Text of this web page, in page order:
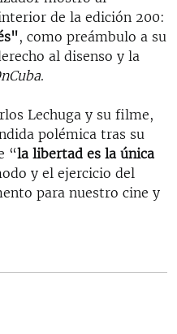
de la edición 200:
, como preámbulo a su
al disenso y la
.
Lechuga y su filme,
polémica tras su
“la libertad es la única
y el ejercicio del
para nuestro cine y